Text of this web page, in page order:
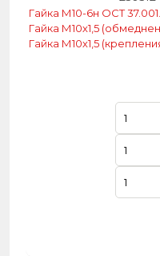
Гайка М10-6н ОСТ
Гайка М10х1,5
Гайка М10х1,5